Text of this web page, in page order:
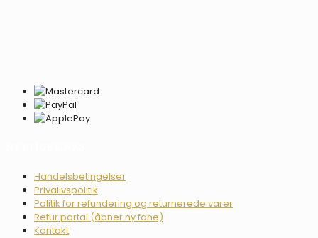
Handelsbetingelser
Privalivspolitik
Politik for refundering og returnerede varer
Retur portal (åbner ny fane)
Kontakt